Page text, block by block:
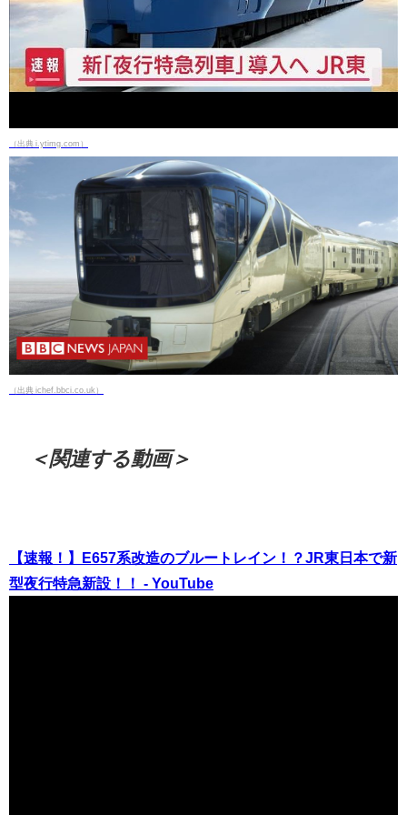
（出典 i.ytimg.com）
（出典 ichef.bbci.co.uk）
＜関連する動画＞
【速報！】E657系改造のブルートレイン！？JR東日本で新
型夜行特急新設！！ - YouTube